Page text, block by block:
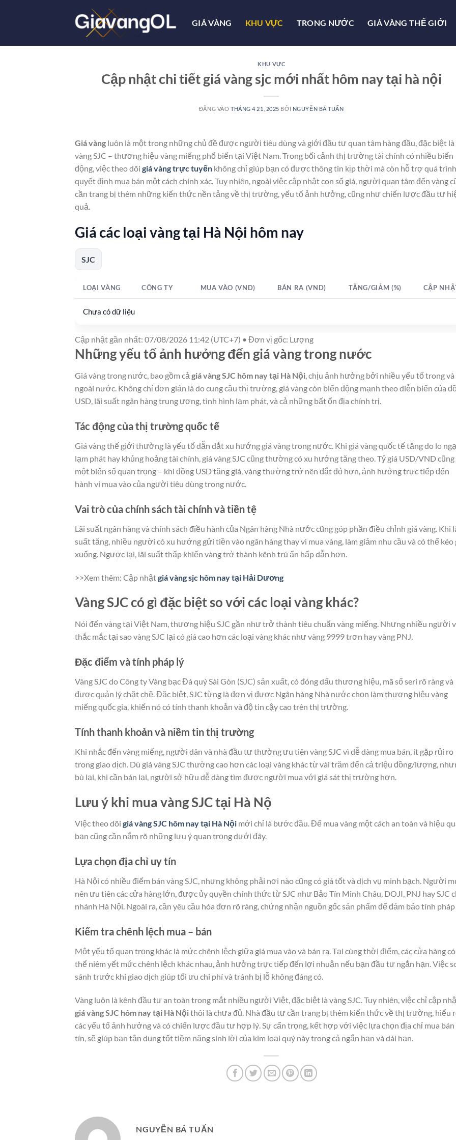
dung
GIÁ VÀNG KHU VỰC TRONG NƯỚC GIÁ VÀNG THẾ GIỚI
KHU VỰC
Cập nhật chi tiết giá vàng sjc mới nhất hôm nay tại hà nội
ĐĂNG VÀO THÁNG 4 21, 2025 BỞI NGUYỄN BÁ TUẤN
Giá vàng luôn là một trong những chủ đề được người tiêu dùng và giới đầu tư quan tâm hàng đầu, đặc biệt là
vàng SJC – thương hiệu vàng miếng phổ biến tại Việt Nam. Trong bối cảnh thị trường tài chính có nhiều biến
động, việc theo dõi giá vàng trực tuyến không chỉ giúp bạn có được thông tin kịp thời mà còn hỗ trợ quá
quyết định mua bán một cách chính xác. Tuy nhiên, ngoài việc cập nhật con số giá, người quan tâm đến vàng
cần trang bị thêm những kiến thức nền tảng về thị trường, yếu tố ảnh hưởng, cũng như chiến lược đầu tư
quả.
Giá các loại vàng tại Hà Nội hôm nay
SJC
LOẠI VÀNG CÔNG TY MUA VÀO (VND) BÁN RA (VND) TĂNG/GIẢM (%) CẬP
Chưa có dữ liệu
Cập nhật gần nhất: 07/08/2026 11:42 (UTC+7) • Đơn vị gốc: Lượng
Những yếu tố ảnh hưởng đến giá vàng trong nước
Giá vàng trong nước, bao gồm cả giá vàng SJC hôm nay tại Hà Nội, chịu ảnh hưởng bởi nhiều yếu tố trong và
ngoài nước. Không chỉ đơn giản là do cung cầu thị trường, giá vàng còn biến động mạnh theo diễn biến của
USD, lãi suất ngân hàng trung ương, tình hình lạm phát, và cả những bất ổn địa chính trị.
Tác động của thị trường quốc tế
Giá vàng thế giới thường là yếu tố dẫn dắt xu hướng giá vàng trong nước. Khi giá vàng quốc tế tăng do lo
lạm phát hay khủng hoảng tài chính, giá vàng SJC cũng thường có xu hướng tăng theo. Tỷ giá USD/VND cũng
một biến số quan trọng – khi đồng USD tăng giá, vàng thường trở nên đắt đỏ hơn, ảnh hưởng trực tiếp đến
hành vi mua vào của người tiêu dùng trong nước.
Vai trò của chính sách tài chính và tiền tệ
Lãi suất ngân hàng và chính sách điều hành của Ngân hàng Nhà nước cũng góp phần điều chỉnh giá vàng. Khi
suất tăng, nhiều người có xu hướng gửi tiền vào ngân hàng thay vì mua vàng, làm giảm nhu cầu và có thể kéo
xuống. Ngược lại, lãi suất thấp khiến vàng trở thành kênh trú ẩn hấp dẫn hơn.
>>Xem thêm: Cập nhậtgiá vàng sjc hôm nay tại Hải Dương
Vàng SJC có gì đặc biệt so với các loại vàng khác?
Nói đến vàng tại Việt Nam, thương hiệu SJC gần như trở thành tiêu chuẩn vàng miếng. Nhưng nhiều người
thắc mắc tại sao vàng SJC lại có giá cao hơn các loại vàng khác như vàng 9999 trơn hay vàng PNJ.
Đặc điểm và tính pháp lý
Vàng SJC do Công ty Vàng bạc Đá quý Sài Gòn (SJC) sản xuất, có đóng dấu thương hiệu, mã số seri rõ ràng và
được quản lý chặt chẽ. Đặc biệt, SJC từng là đơn vị được Ngân hàng Nhà nước chọn làm thương hiệu vàng
miếng quốc gia, khiến nó có tính thanh khoản và độ tin cậy cao trên thị trường.
Tính thanh khoản và niềm tin thị trường
Khi nhắc đến vàng miếng, người dân và nhà đầu tư thường ưu tiên vàng SJC vì dễ dàng mua bán, ít gặp rủi ro
trong giao dịch. Dù giá vàng SJC thường cao hơn các loại vàng khác từ vài trăm đến cả triệu đồng/lượng,
bù lại, khi cần bán lại, người sở hữu dễ dàng tìm được người mua với giá sát thị trường hơn.
Lưu ý khi mua vàng SJC tại Hà Nộ
Việc theo dõi giá vàng SJC hôm nay tại Hà Nội mới chỉ là bước đầu. Để mua vàng một cách an toàn và hiệu
bạn cũng cần nắm rõ những lưu ý quan trọng dưới đây.
Lựa chọn địa chỉ uy tín
Hà Nội có nhiều điểm bán vàng SJC, nhưng không phải nơi nào cũng có giá tốt và dịch vụ minh bạch. Người
nên ưu tiên các cửa hàng lớn, được ủy quyền chính thức từ SJC như Bảo Tín Minh Châu, DOJI, PNJ hay SJC
nhánh Hà Nội. Ngoài ra, cần yêu cầu hóa đơn rõ ràng, chứng nhận nguồn gốc sản phẩm để đảm bảo tính pháp
Kiểm tra chênh lệch mua – bán
Một yếu tố quan trọng khác là mức chênh lệch giữa giá mua vào và bán ra. Tại cùng thời điểm, các cửa hàng có
thể niêm yết mức chênh lệch khác nhau, ảnh hưởng trực tiếp đến lợi nhuận nếu bạn đầu tư ngắn hạn. Việc
sánh trước khi giao dịch giúp tối ưu chi phí và tránh bị lỗ không đáng có.
Vàng luôn là kênh đầu tư an toàn trong mắt nhiều người Việt, đặc biệt là vàng SJC. Tuy nhiên, việc chỉ cập
giá vàng SJC hôm nay tại Hà Nộithôi là chưa đủ. Nhà đầu tư cần trang bị thêm kiến thức về thị trường, hiểu
các yếu tố ảnh hưởng và có chiến lược đầu tư hợp lý. Sự cẩn trọng, kết hợp với việc lựa chọn địa chỉ mua bán
tín, sẽ giúp bạn tận dụng tốt tiềm năng sinh lời của kim loại quý này trong cả ngắn hạn và dài hạn.
NGUYỄN BÁ TUẤN